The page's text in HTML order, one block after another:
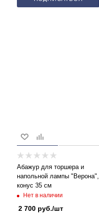
Абажур для торшера и
напольной лампы "Верона",
конус 35 см
Нет в наличии
2 700 руб./шт